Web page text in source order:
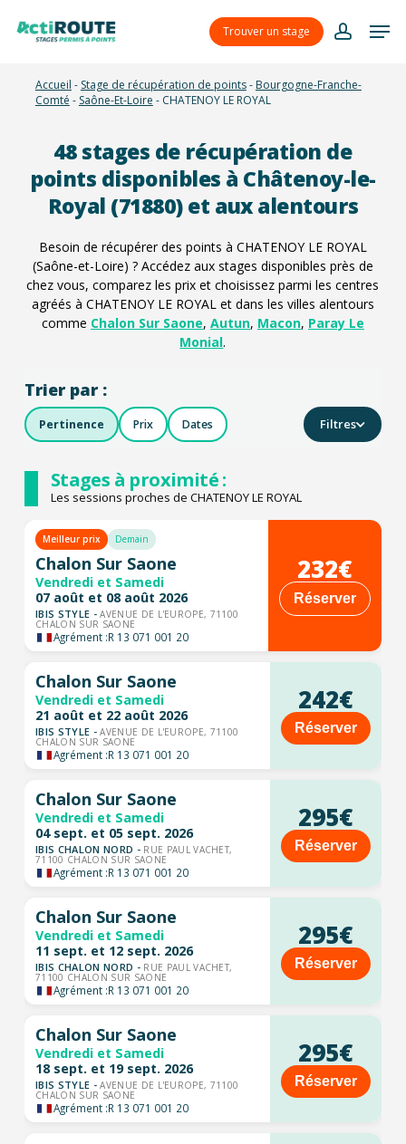
Trouver un stage
account
Accueil - Stage de récupération de points- Bourgogne-Franche-
Comté - Saône-Et-Loire - CHATENOY LE ROYAL
48stages de récupération de
points disponibles à Châtenoy-le-
Royal (71880) et aux alentours
Besoin de récupérer des points à CHATENOY LE ROYAL
(Saône-et-Loire) ? Accédez aux stages disponibles près de
chez vous, comparez les prix et choisissez parmi les centres
agréés à CHATENOY LE ROYAL et dans les villes alentours
comme Chalon Sur Saone, Autun, Macon, Paray Le
Monial.
Trier par :
Pertinence Prix Dates Filtres
Stages à proximité :
Les sessions proches de CHATENOY LE ROYAL
Meilleur prix Demain
Chalon Sur Saone
Vendredi et Samedi
07 août et 08 août 2026
IBIS STYLE -AVENUE DE L'EUROPE, 71100
CHALON SUR SAONE
Agrément :R 13 071 001 20
232€
Réserver
Chalon Sur Saone
Vendredi et Samedi
21 août et 22 août 2026
IBIS STYLE -AVENUE DE L'EUROPE, 71100
CHALON SUR SAONE
Agrément :R 13 071 001 20
242€
Réserver
Chalon Sur Saone
Vendredi et Samedi
04 sept. et 05 sept. 2026
IBIS CHALON NORD - RUE PAUL VACHET,
71100 CHALON SUR SAONE
Agrément :R 13 071 001 20
295€
Réserver
Chalon Sur Saone
Vendredi et Samedi
11 sept. et 12 sept. 2026
IBIS CHALON NORD - RUE PAUL VACHET,
71100 CHALON SUR SAONE
Agrément :R 13 071 001 20
295€
Réserver
Chalon Sur Saone
Vendredi et Samedi
18 sept. et 19 sept. 2026
IBIS STYLE -AVENUE DE L'EUROPE, 71100
CHALON SUR SAONE
Agrément :R 13 071 001 20
295€
Réserver